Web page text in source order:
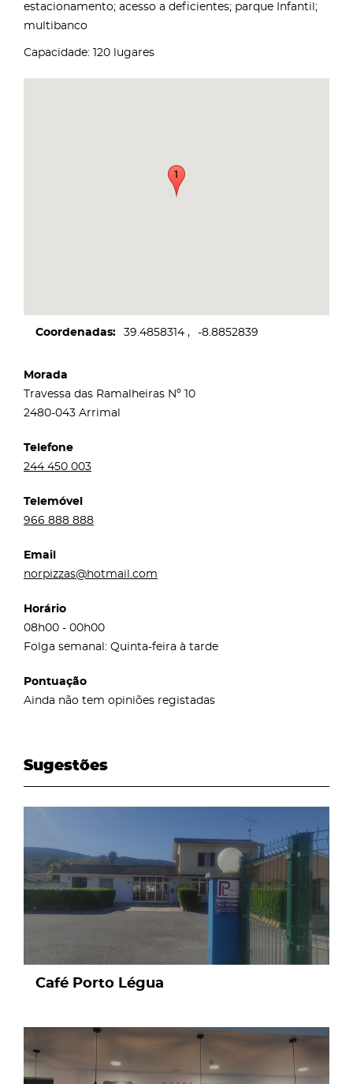
estacionamento; acesso a deficientes; parque Infantil;
multibanco
Capacidade: 120 lugares
Coordenadas 39.4858314 -8.8852839
Morada
Travessa das Ramalheiras Nº 10
2480-043 Arrimal
Telefone
244 450 003
Telemóvel
966 888 888
Email
norpizzas@hotmail.com
Horário
08h00 - 00h00
Folga semanal: Quinta-feira à tarde
Pontuação
Ainda não tem opiniões registadas
Sugestões
Café Porto Légua